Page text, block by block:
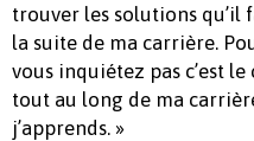
trouver les solutions
la suite de ma carrière.
vous inquiétez pas c’est
tout au long de ma
j’apprends. »